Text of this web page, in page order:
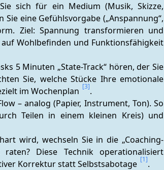
sich für ein Medium (Musik, Skizze,
eine Gefühlsvorgabe („Anspannung“,
Ziel: Spannung transformieren und
5 Minuten „State-Track“ hören, der Sie
Sie, welche Stücke Ihre emotionale
im Wochenplan [3].
– analog (Papier, Instrument, Ton). So
Teilen in einem kleinen Kreis) und
wird, wechseln Sie in die „Coaching-
Diese Technik operationalisiert
Korrektur statt Selbstsabotage [1].